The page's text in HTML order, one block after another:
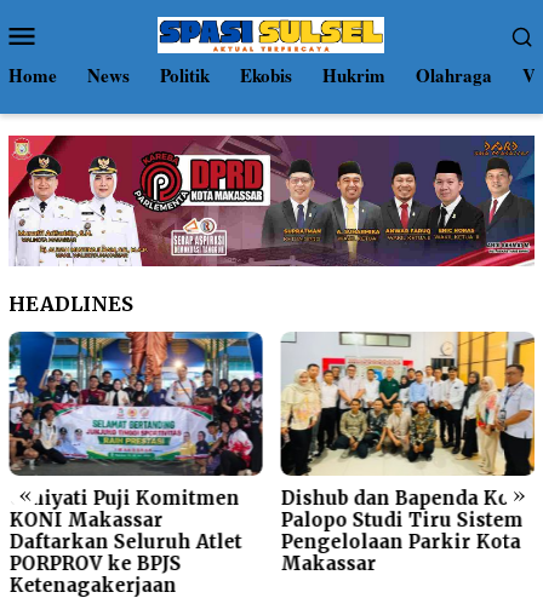
ke
kontenMobile
Home News Politik Ekobis Hukrim Olahraga
HEADLINES
« »
Umiyati Puji Komitmen
KONI Makassar
Daftarkan Seluruh Atlet
PORPROV ke BPJS
Ketenagakerjaan
Dishub dan Bapenda Kota
Palopo Studi Tiru Sistem
Pengelolaan Parkir Kota
Makassar